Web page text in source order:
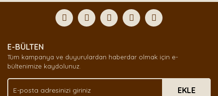
E-BÜLTEN
Tüm kampanya ve duyurulardan haberdar olmak için e-
bültenimize kaydolunuz.
EKLE